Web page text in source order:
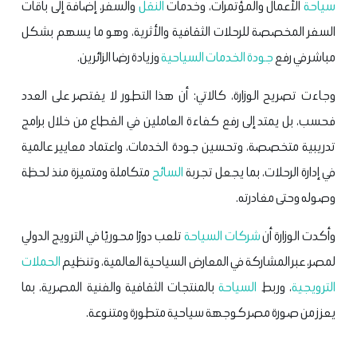
سياحة الأعمال والمؤتمرات، وخدماتالنقل والسفر، إضافة إلى باقات
السفر المخصصة للرحلات الثقافية والأثرية، وهو ما يسهم بشكل
مباشر في رفعجودة الخدمات السياحيةوزيادة رضا الزائرين.
وجاءت تصريح الوزارة، كالاتي: أن هذا التطور لا يقتصر على العدد
فحسب، بل يمتد إلى رفع كفاءة العاملين في القطاع من خلال برامج
تدريبية متخصصة، وتحسين جودة الخدمات، واعتماد معايير عالمية
في إدارة الرحلات، بما يجعل تجربةالسائح متكاملة ومتميزة منذ لحظة
وصوله وحتى مغادرته.
وأكدت الوزارة أنشركات السياحةتلعب دورًا محوريًا في الترويج الدولي
لمصر، عبر المشاركة في المعارض السياحية العالمية، وتنظيمالحملات
الترويجية، وربط السياحةبالمنتجات الثقافية والفنية المصرية، بما
يعزز من صورة مصر كوجهة سياحية متطورة ومتنوعة.